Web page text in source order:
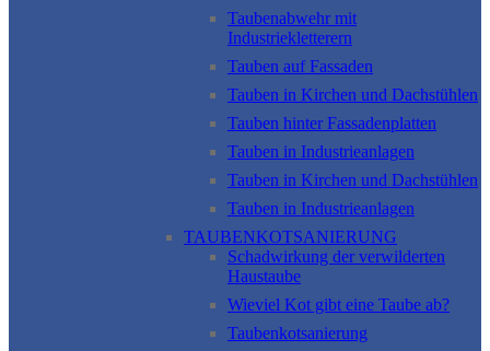
Taubenabwehr mit
Industriekletterern
Tauben auf Fassaden
Tauben in Kirchen und Dachstühlen
Tauben hinter Fassadenplatten
Tauben in Industrieanlagen
Tauben in Kirchen und Dachstühlen
Tauben in Industrieanlagen
TAUBENKOTSANIERUNG
Schadwirkung der verwilderten
Haustaube
Wieviel Kot gibt eine Taube ab?
Taubenkotsanierung